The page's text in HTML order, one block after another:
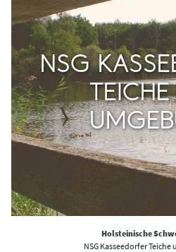
NSG
Holsteinische
NSG Kasseedorfer